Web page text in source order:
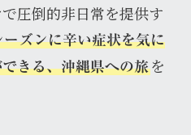
圧倒的非日常を提供す
ーズンに辛い症状を気に
きる、沖縄県への旅を